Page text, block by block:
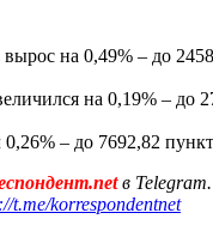
на 0,49% – до
на 0,19% – до
– до 7692,82
в
t.me/korrespondentnet